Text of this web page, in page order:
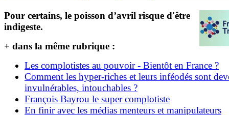
Pour certains, le poisson d’avril risque d'être
indigeste.
+ dans la même rubrique :
Les complotistes au pouvoir - Bientôt en France ?
Comment les hyper-riches et leurs inféodés sont
invulnérables, intouchables ?
François Bayrou le super complotiste
En finir avec les médias menteurs et manipulateurs